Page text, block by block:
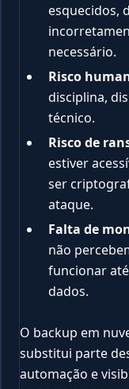
esquecidos,
necessário.
Risco
disciplina,
técnico.
Risco de
estiver
ser
ataque.
Falta de
não
funcionar
dados.
O backup em
substitui parte
automação e